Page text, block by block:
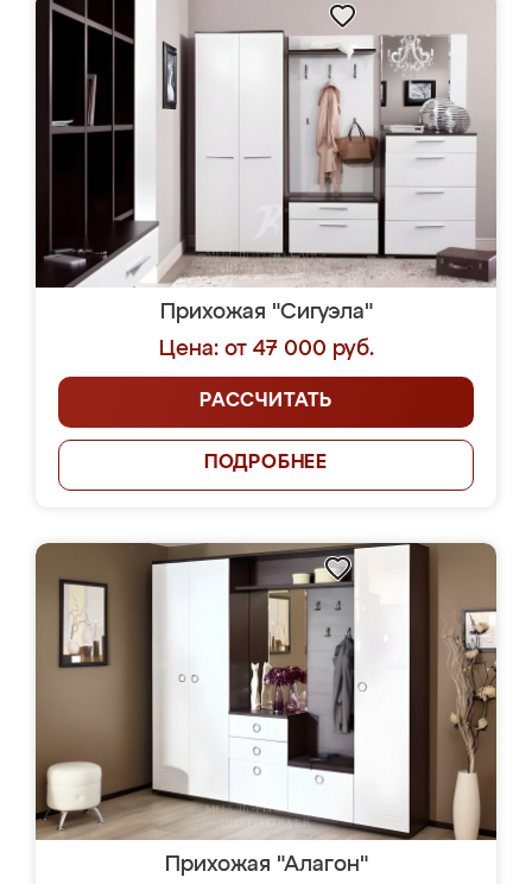
Прихожая "Сигуэла"
Цена: от 47 000 руб.
РАССЧИТАТЬ
ПОДРОБНЕЕ
Прихожая "Алагон"